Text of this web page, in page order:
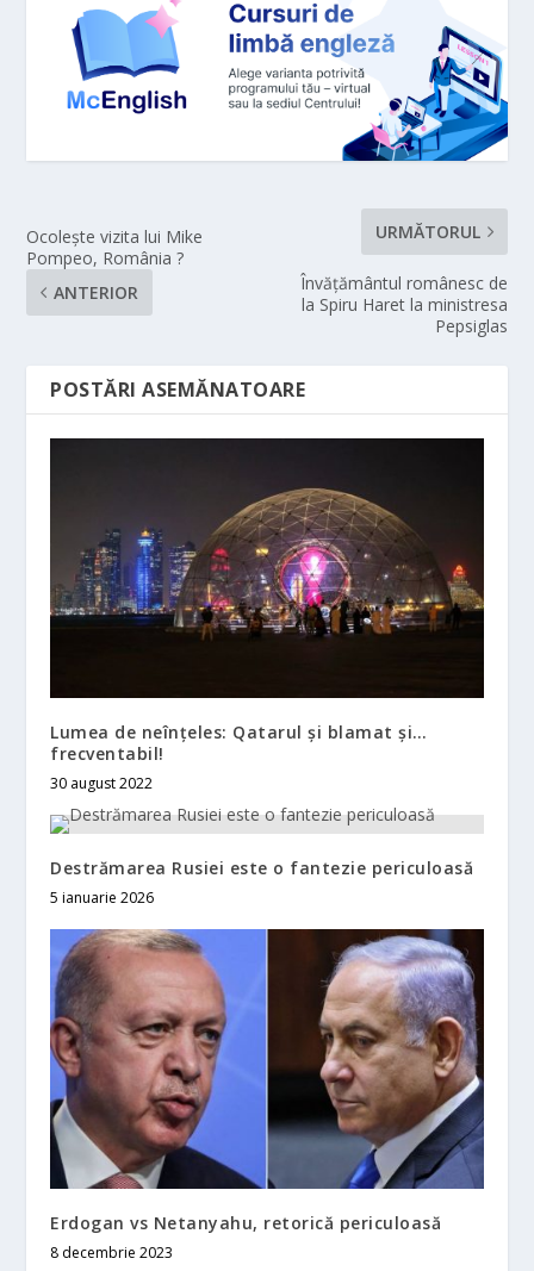
Ocolește vizita lui Mike
Pompeo, România ?
ANTERIOR
URMĂTORUL
Învățământul românesc de
la Spiru Haret la ministresa
Pepsiglas
POSTĂRI ASEMĂNATOARE
Lumea de neînţeles: Qatarul şi blamat şi…
frecventabil!
30 august 2022
Destrămarea Rusiei este o fantezie periculoasă
5 ianuarie 2026
Erdogan vs Netanyahu, retorică periculoasă
8 decembrie 2023